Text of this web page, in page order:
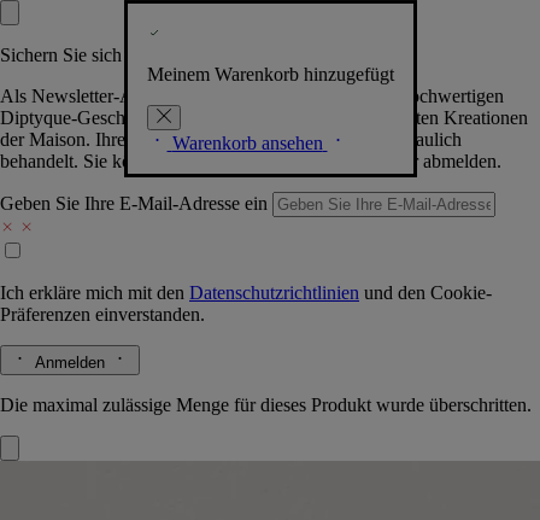
Meinem Warenkorb hinzugefügt
Warenkorb ansehen
Sichern Sie sich exklusive Vorteile
Als Newsletter-Abonnent.in erhalten Sie Zugang zu hochwertigen
Diptyque-Geschenken, Events & News über die neuesten Kreationen
der Maison. Ihre Daten werden selbstverständlich vertraulich
behandelt. Sie können sich jederzeit problemlos wieder abmelden.
Geben Sie Ihre E-Mail-Adresse ein
Ich erkläre mich mit den Datenschutzrichtlinien und den Cookie-
Präferenzen einverstanden.
Anmelden
Die maximal zulässige Menge für dieses Produkt wurde überschritten.